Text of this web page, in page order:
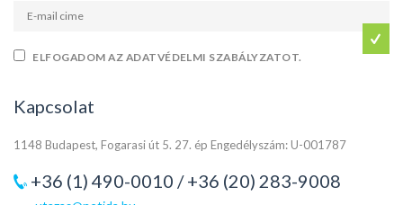
ELFOGADOM AZ ADATVÉDELMI SZABÁLYZATOT.
Kapcsolat
1148 Budapest, Fogarasi út 5. 27. ép Engedélyszám: U-001787
+36 (1) 490-0010 / +36 (20) 283-9008